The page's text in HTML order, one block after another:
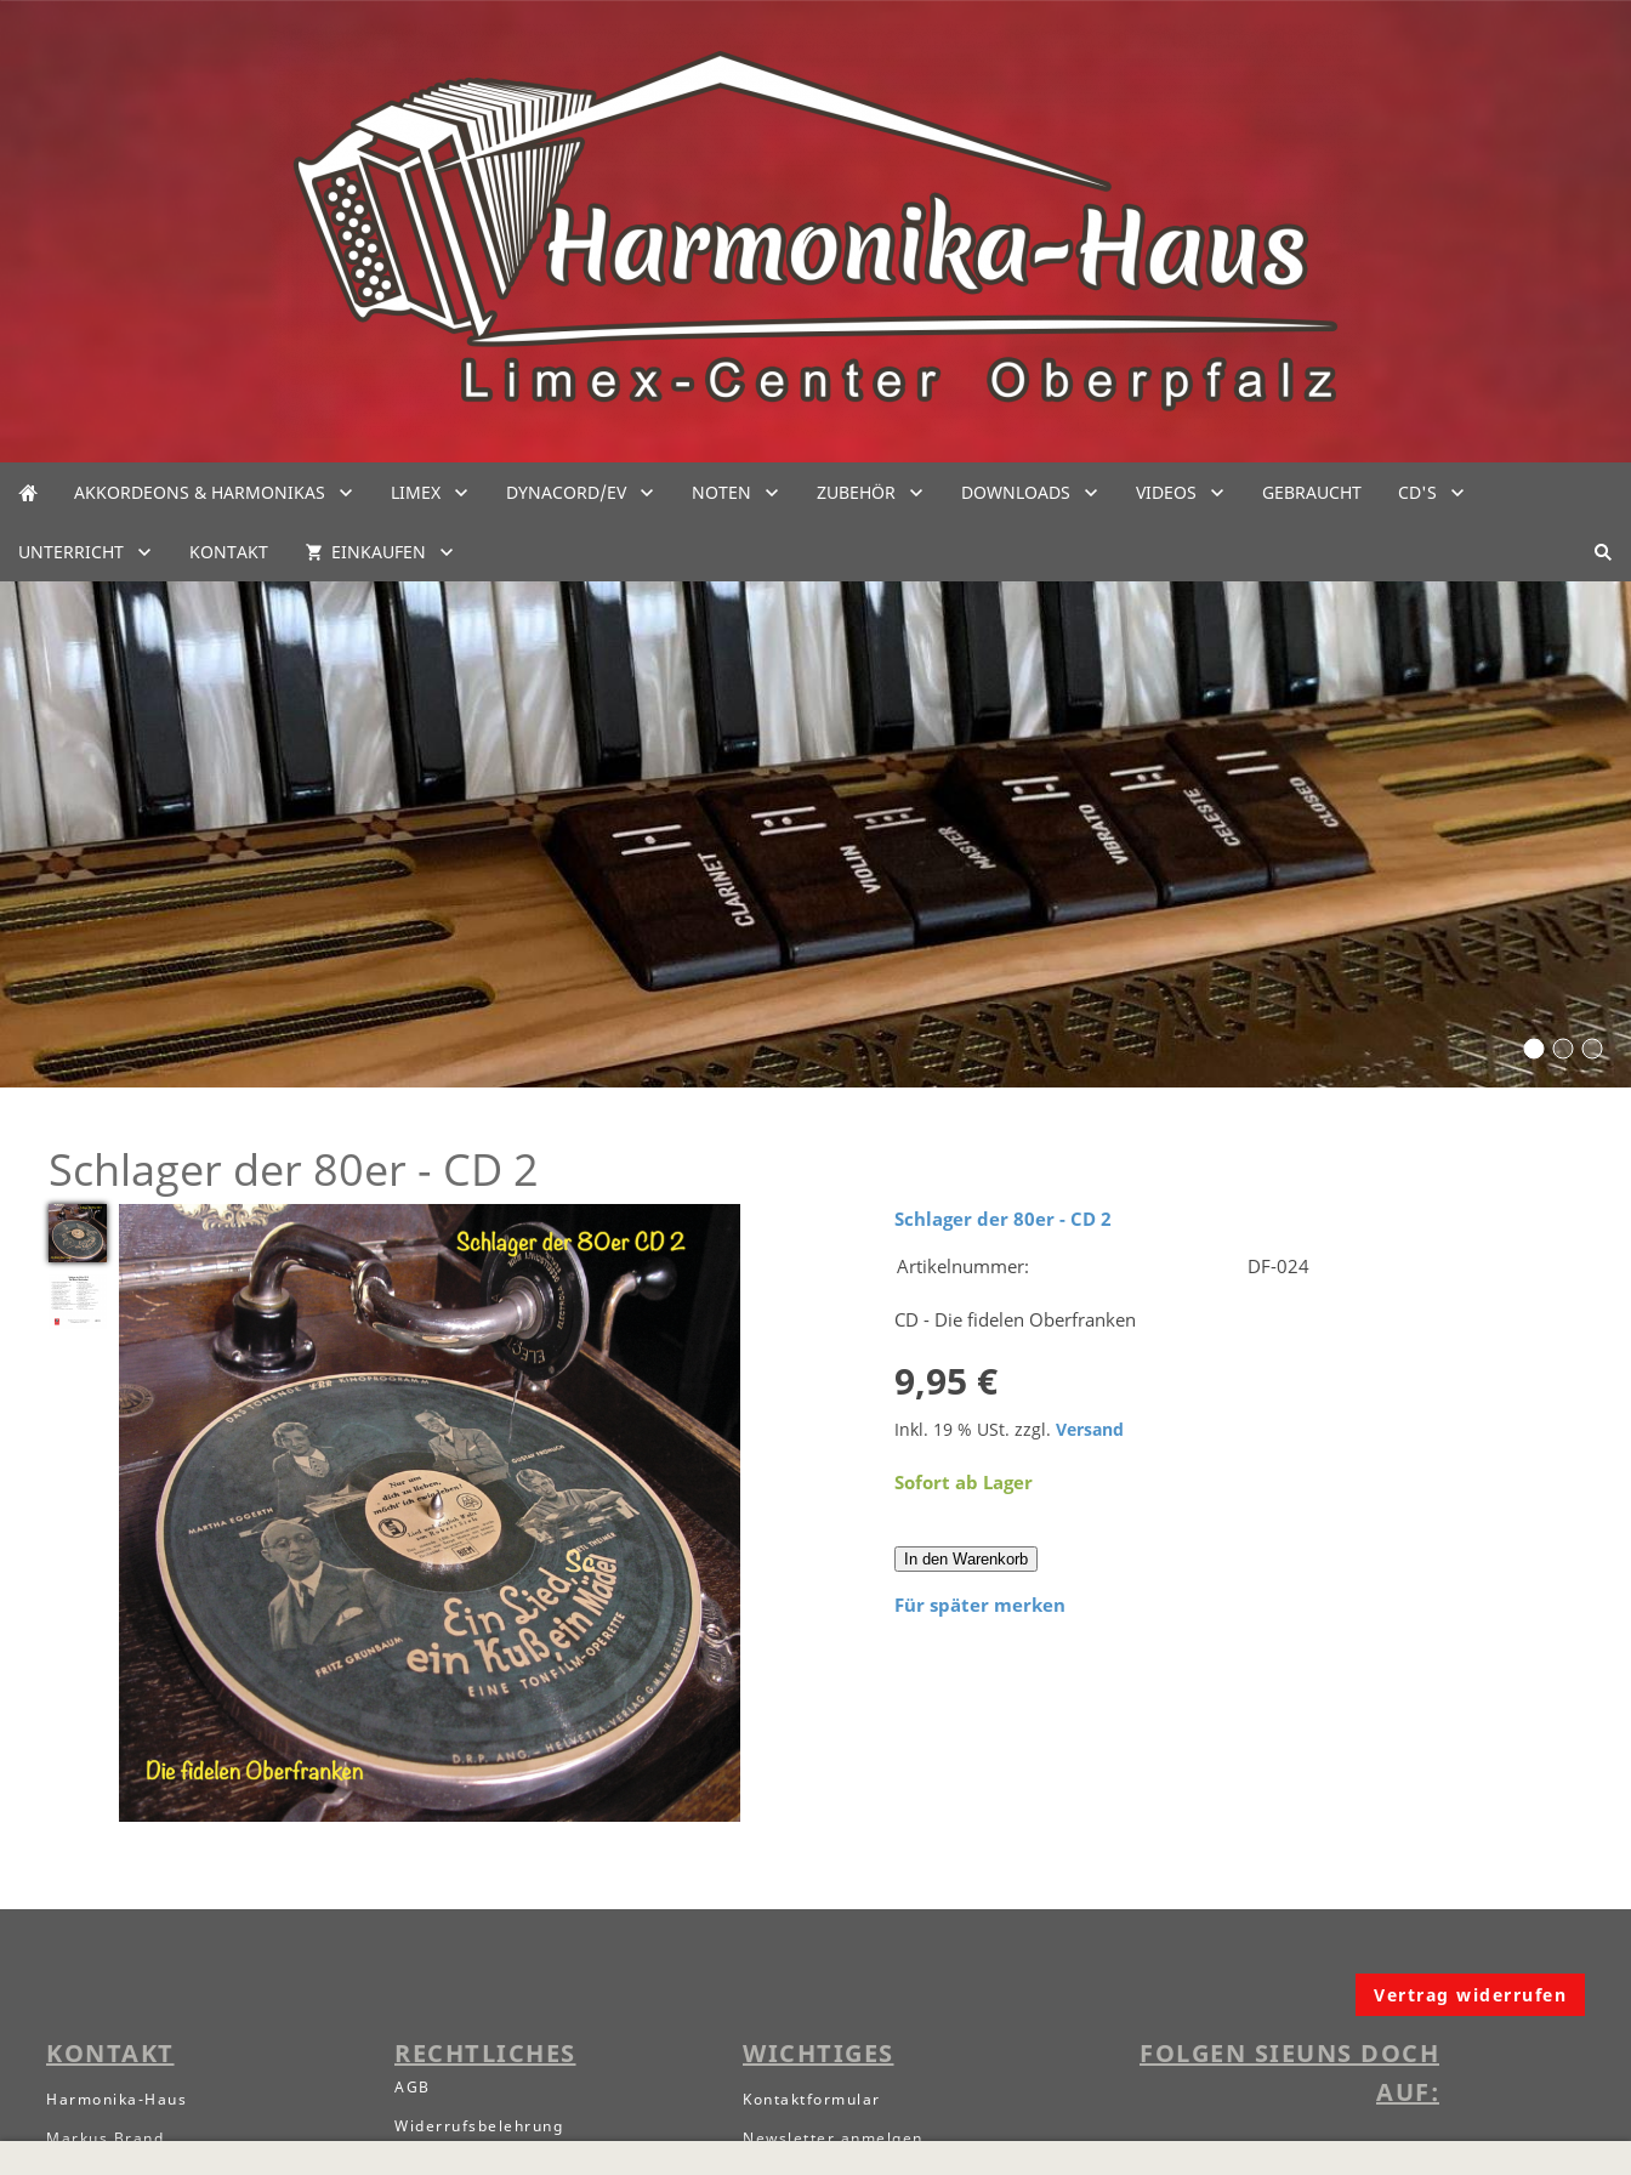
AKKORDEONS & HARMONIKAS LIMEX DYNACORD/EV NOTEN ZUBEHÖR DOWNLOADS VIDEOS GEBRAUCHT CD'S
UNTERRICHT KONTAKT EINKAUFEN
Schlager der 80er - CD 2
Schlager der 80er - CD 2
Artikelnummer:
DF-024
CD - Die fidelen Oberfranken
9,95 €
Inkl. 19 % USt. zzgl. Versand
Sofort ab Lager
In den Warenkorb
Für später merken
Vertrag widerrufen
KONTAKT
Harmonika-Haus
Markus Brand
RECHTLICHES
AGB
Widerrufsbelehrung
WICHTIGES
Kontaktformular
Newsletter anmelgen
FOLGEN SIEUNS DOCH
AUF: